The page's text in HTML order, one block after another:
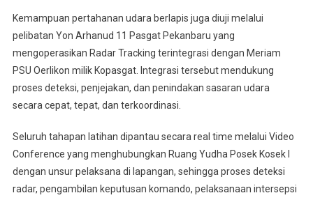
Kemampuan pertahanan udara berlapis juga diuji melalui
pelibatan Yon Arhanud 11 Pasgat Pekanbaru yang
mengoperasikan Radar Tracking terintegrasi dengan Meriam
PSU Oerlikon milik Kopasgat. Integrasi tersebut mendukung
proses deteksi, penjejakan, dan penindakan sasaran udara
secara cepat, tepat, dan terkoordinasi.
Seluruh tahapan latihan dipantau secara real time melalui Video
Conference yang menghubungkan Ruang Yudha Posek Kosek I
dengan unsur pelaksana di lapangan, sehingga proses deteksi
radar, pengambilan keputusan komando, pelaksanaan intersepsi